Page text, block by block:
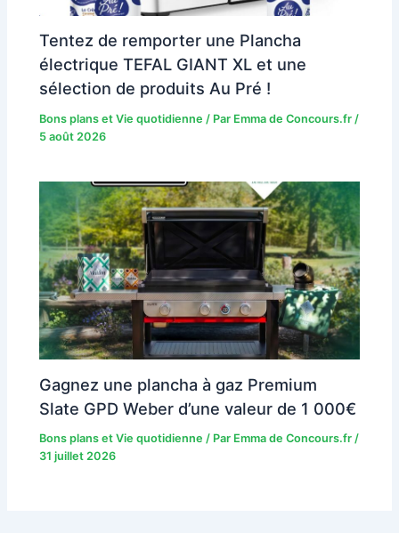
Tentez de remporter une Plancha
électrique TEFAL GIANT XL et une
sélection de produits Au Pré !
Bons plans et Vie quotidienne / Par Emma de Concours.fr/
5 août 2026
Gagnez une plancha à gaz Premium
Slate GPD Weber d’une valeur de 1 000€
Bons plans et Vie quotidienne / Par Emma de Concours.fr/
31 juillet 2026